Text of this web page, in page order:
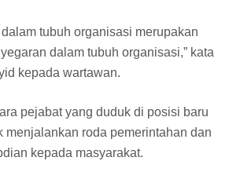
tubuh organisasi merupakan
dalam tubuh organisasi,” kata
kepada wartawan.
pejabat yang duduk di posisi baru
menjalankan roda pemerintahan dan
kepada masyarakat.